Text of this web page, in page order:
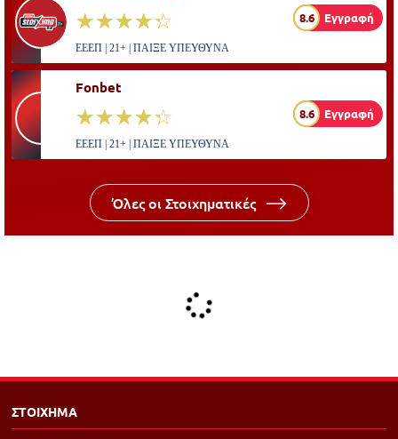
☆☆☆☆☆
★★★★★ 8.6 Εγγραφή
ΕΕΕΠ | 21+ | ΠΑΙΞΕ ΥΠΕΥΘΥΝΑ
Fonbet
☆☆☆☆☆
★★★★★ 8.6 Εγγραφή
ΕΕΕΠ | 21+ | ΠΑΙΞΕ ΥΠΕΥΘΥΝΑ
Όλες οι Στοιχηματικές
ΣΤΟΙΧΗΜΑ